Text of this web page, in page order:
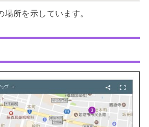
所を示しています。